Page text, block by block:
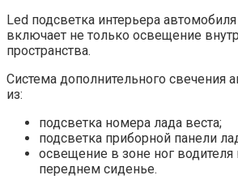
Led подсветка интерьера
включает не только освещение
пространства.
Система дополнительного свечения
из:
подсветка номера лада веста;
подсветка приборной панели
освещение в зоне ног водителя
переднем сиденье.